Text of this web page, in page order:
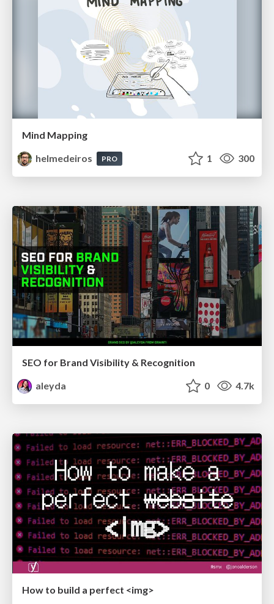
Mind Mapping
helmedeiros
PRO 1 300
SEO for Brand Visibility & Recognition
aleyda
0 4.7k
How to build a perfect <img>